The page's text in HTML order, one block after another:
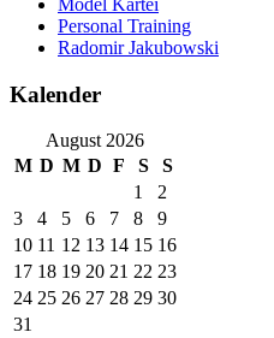
Model Kartei
Personal Training
Radomir Jakubowski
Kalender
August 2026
M D M D F S
S
1
2
3
4 5 6 7 8
9
10 11 12 13 14 15 16
17 18 19 20 21 22 23
24 25 26 27 28 29 30
31